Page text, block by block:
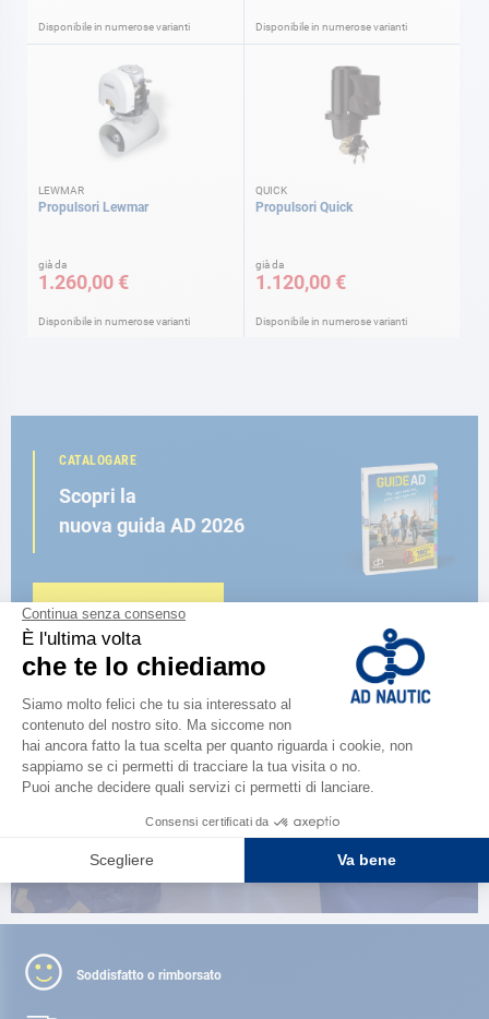
Disponibile in numerose varianti Disponibile in numerose varianti
LEWMAR
Propulsori Lewmar
già da
1.260,00 €
Disponibile in numerose varianti
QUICK
Propulsori Quick
già da
1.120,00 €
Disponibile in numerose varianti
CATALOGARE
Scopri la
nuova guida AD 2026
SFOGLIA IL CATALOGO
VICINO A TE
150 negozi nel mondo,
la forza di una rete
TROVA UN NEGOZIO
Soddisfatto o rimborsato